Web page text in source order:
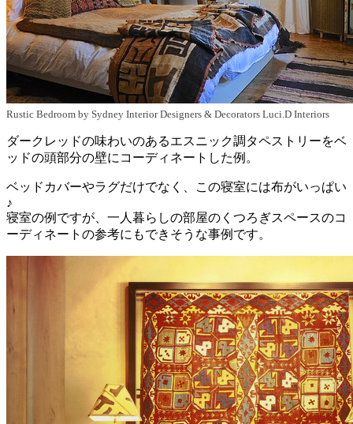
Rustic Bedroom by Sydney Interior Designers & Decorators Luci.D Interiors
ダークレッドの味わいのあるエスニック調タペストリーをベ
ッドの頭部分の壁にコーディネートした例。
ベッドカバーやラグだけでなく、この寝室には布がいっぱい
♪
寝室の例ですが、一人暮らしの部屋のくつろぎスペースのコ
ーディネートの参考にもできそうな事例です。